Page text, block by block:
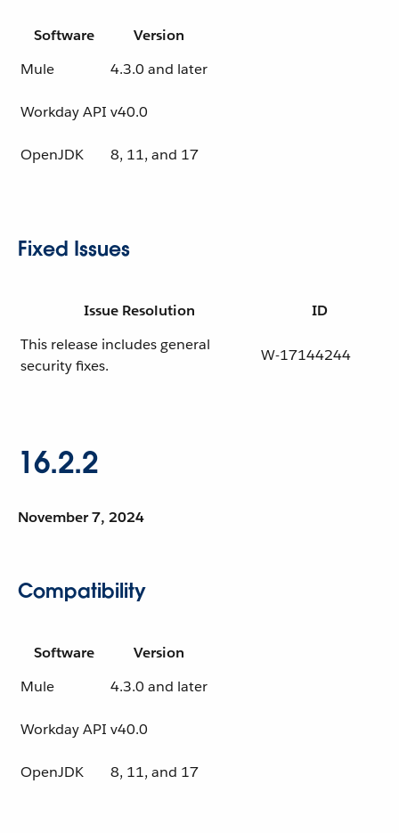
Software
Version
Mule
4.3.0 and later
Workday API v40.0
OpenJDK 8, 11, and 17
Fixed Issues
Issue Resolution
ID
This release includes general
security fixes.
W-17144244
16.2.2
November 7, 2024
Compatibility
Software
Version
Mule
4.3.0 and later
Workday API v40.0
OpenJDK 8, 11, and 17